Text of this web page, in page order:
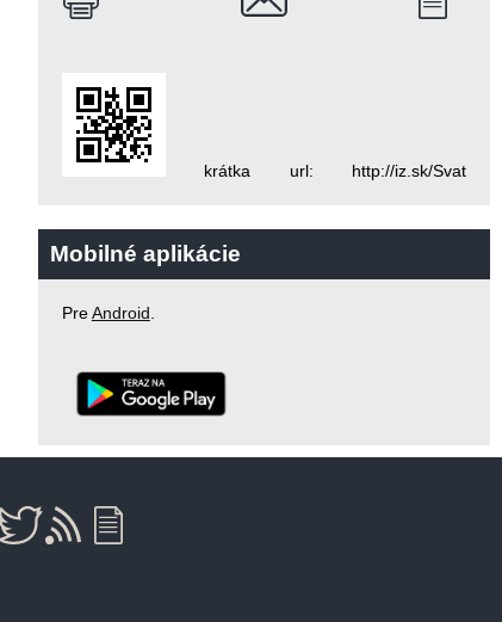
krátka url: http://iz.sk/Svat
Mobilné aplikácie
PreAndroid